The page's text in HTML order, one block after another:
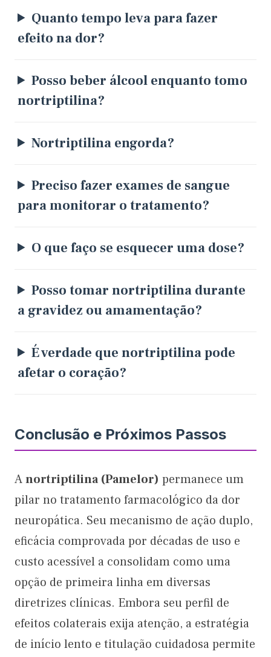
Quanto tempo leva para fazer
efeito na dor?
Posso beber álcool enquanto tomo
nortriptilina?
Nortriptilina engorda?
Preciso fazer exames de sangue
para monitorar o tratamento?
O que faço se esquecer uma dose?
Posso tomar nortriptilina durante
a gravidez ou amamentação?
É verdade que nortriptilina pode
afetar o coração?
Conclusão e Próximos Passos
Anortriptilina (Pamelor) permanece um
pilar no tratamento farmacológico da dor
neuropática. Seu mecanismo de ação duplo,
eficácia comprovada por décadas de uso e
custo acessível a consolidam como uma
opção de primeira linha em diversas
diretrizes clínicas. Embora seu perfil de
efeitos colaterais exija atenção, a estratégia
de início lento e titulação cuidadosa permite